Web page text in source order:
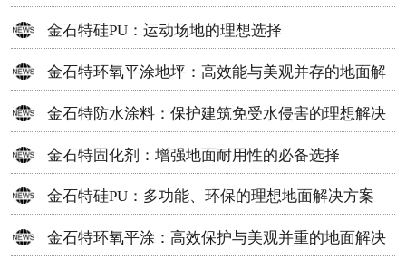
地面材料
金石特硅PU：运动场地的理想选择
金石特环氧平涂地坪：高效能与美观并存的地面解
决方案
金石特防水涂料：保护建筑免受水侵害的理想解决
方案
金石特固化剂：增强地面耐用性的必备选择
金石特硅PU：多功能、环保的理想地面解决方案
金石特环氧平涂：高效保护与美观并重的地面解决